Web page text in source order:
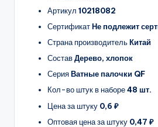
Артикул 10218082
СертификатНе подлежит
Страна производительКитай
СоставДерево, хлопок
СерияВатные палочки QF
Кол-во штук в наборе48 шт.
Цена за штуку 0,6 ₽
Оптовая цена за штуку 0,47 ₽